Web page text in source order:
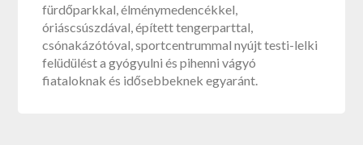
fürdőparkkal, élménymedencékkel,
óriáscsúszdával, épített tengerparttal,
csónakázótóval, sportcentrummal nyújt testi-lelki
felüdülést a gyógyulni és pihenni vágyó
fiataloknak és idősebbeknek egyaránt.